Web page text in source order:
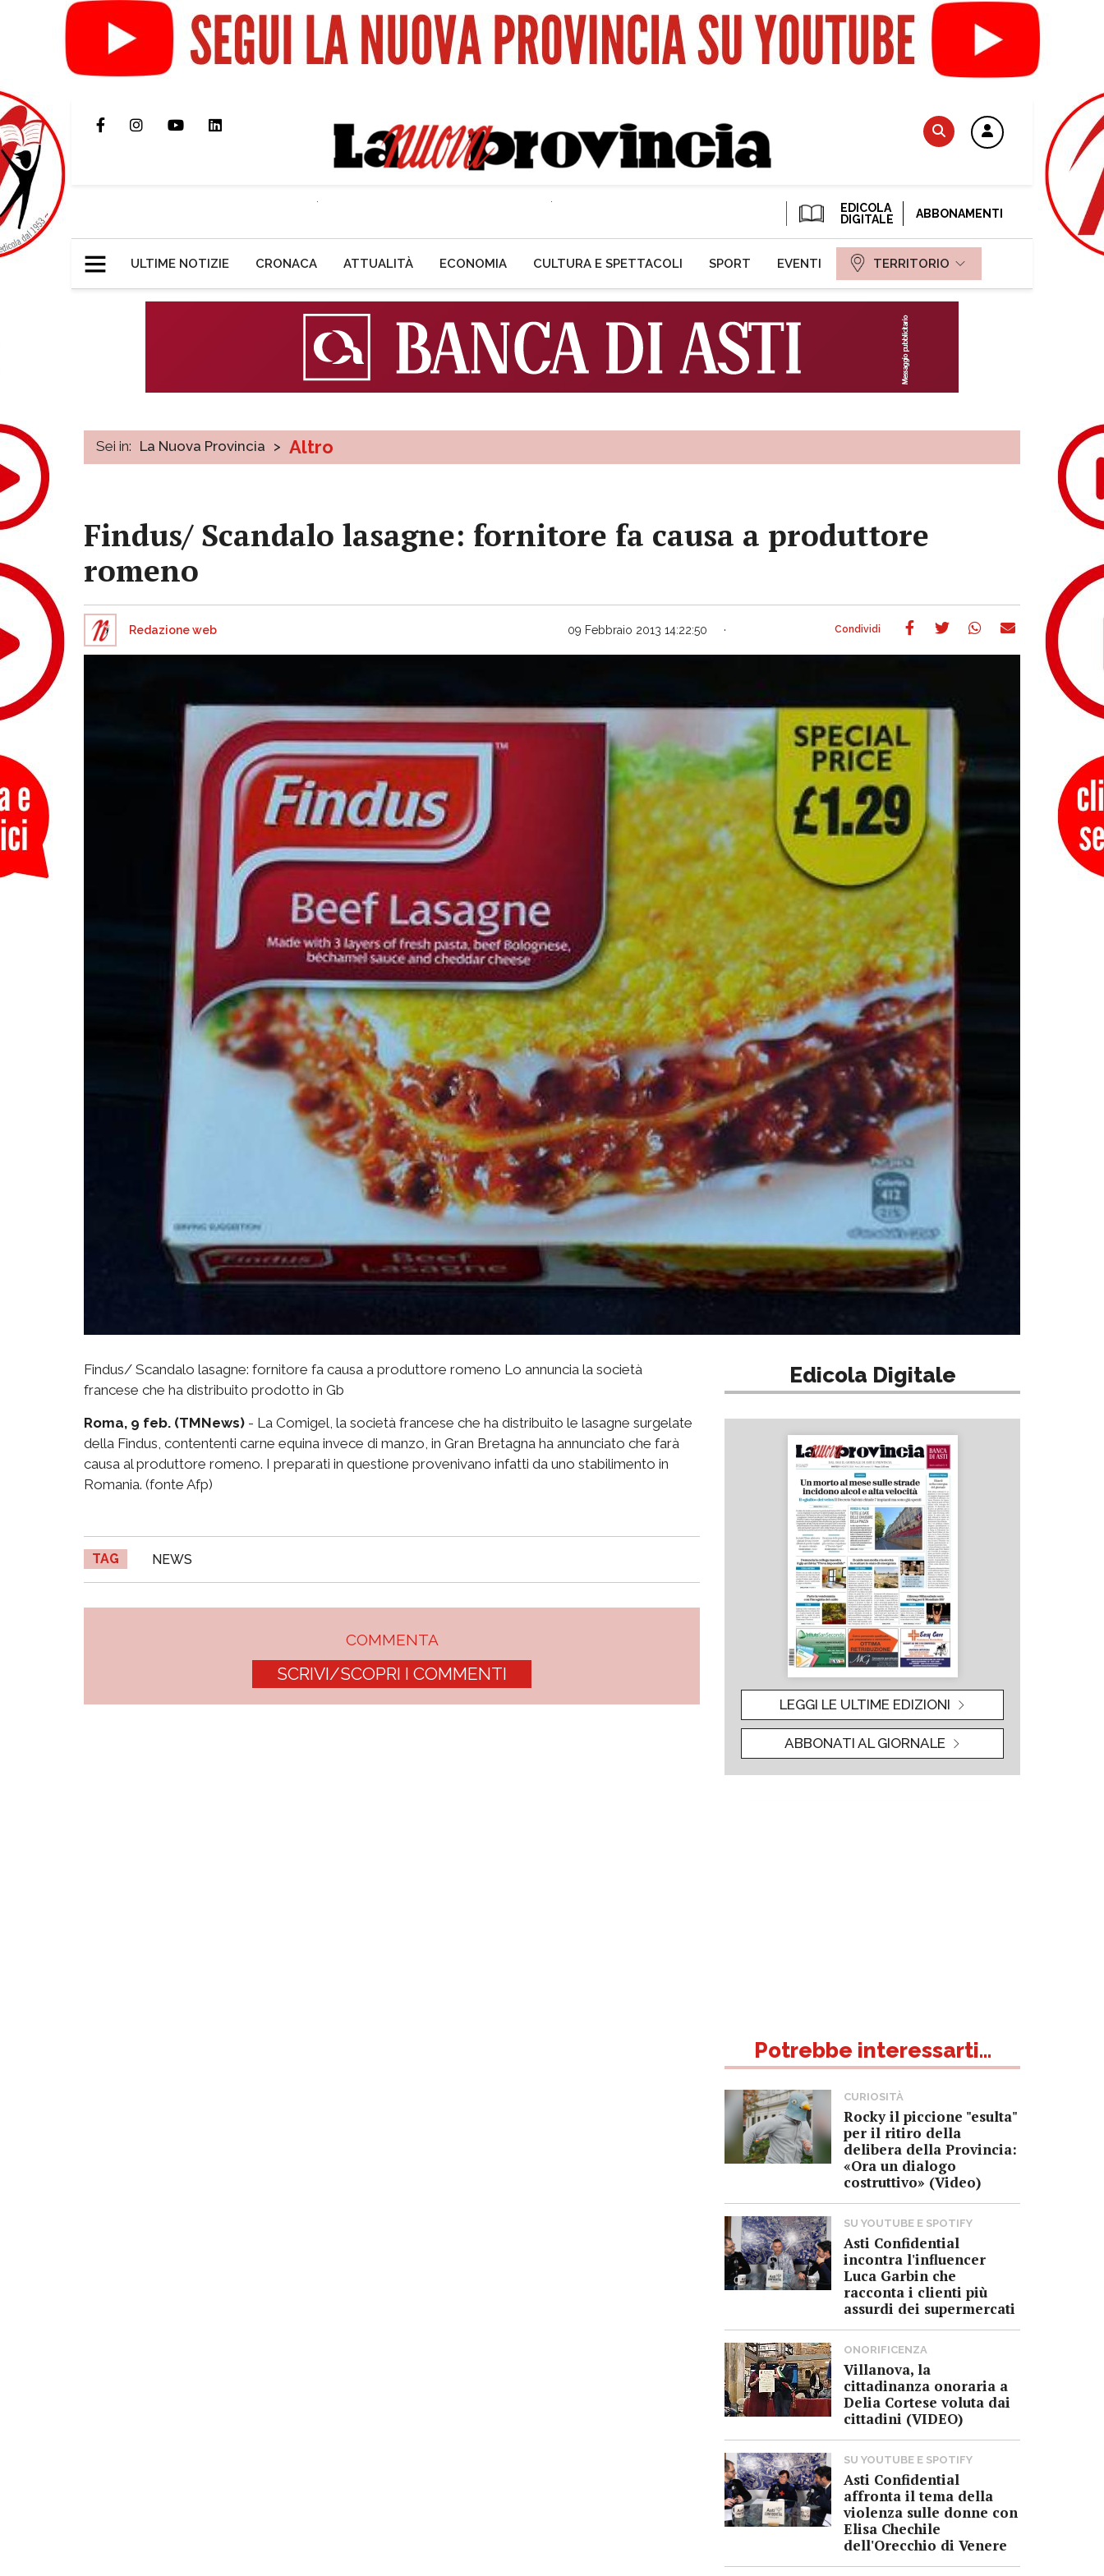
EDICOLA
DIGITALE
ABBONAMENTI
ULTIME NOTIZIE CRONACA ATTUALITÀ ECONOMIA CULTURA E SPETTACOLI SPORT EVENTI TERRITORIO
Sei in: La Nuova Provincia > Altro
Findus/ Scandalo lasagne: fornitore fa causa a produttore
romeno
Redazione web 09 Febbraio 2013 14:22:50
Findus/ Scandalo lasagne: fornitore fa causa a produttore romeno Lo annuncia la società
francese che ha distribuito prodotto in Gb
Roma, 9 feb. (TMNews) - La Comigel, la società francese che ha distribuito le lasagne surgelate
della Findus, contententi carne equina invece di manzo, in Gran Bretagna ha annunciato che farà
causa al produttore romeno. I preparati in questione provenivano infatti da uno stabilimento in
Romania. (fonte Afp)
TAG NEWS
COMMENTA
SCRIVI/SCOPRI I COMMENTI
Edicola Digitale
LEGGI LE ULTIME EDIZIONI
ABBONATI AL GIORNALE
Potrebbe interessarti...
CURIOSITÀ
Rocky il piccione "esulta"
per il ritiro della
delibera della Provincia:
«Ora un dialogo
costruttivo» (Video)
SU YOUTUBE E SPOTIFY
Asti Confidential
incontra l'influencer
Luca Garbin che
racconta i clienti più
assurdi dei supermercati
ONORIFICENZA
Villanova, la
cittadinanza onoraria a
Delia Cortese voluta dai
cittadini (VIDEO)
SU YOUTUBE E SPOTIFY
Asti Confidential
affronta il tema della
violenza sulle donne con
Elisa Chechile
dell'Orecchio di Venere